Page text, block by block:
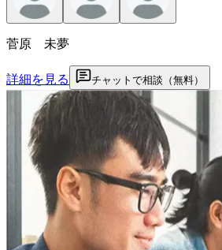
菅原 未夢
詳細を見る チャットで相談（無料）